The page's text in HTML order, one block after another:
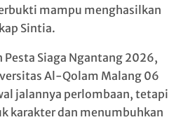
mampu menghasilkan
Sintia.
Pesta Siaga Ngantang 2026,
Al-Qolam Malang 06
jalannya perlombaan, tetapi
karakter dan menumbuhkan